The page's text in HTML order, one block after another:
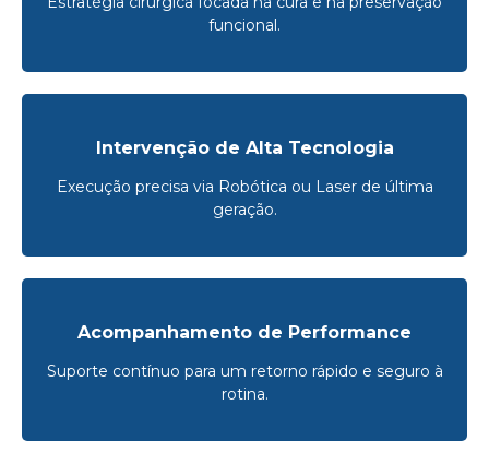
funcional.
Intervenção de Alta Tecnologia
Execução precisa via Robótica ou Laser de última
geração.
Acompanhamento de Performance
Suporte contínuo para um retorno rápido e seguro à
rotina.